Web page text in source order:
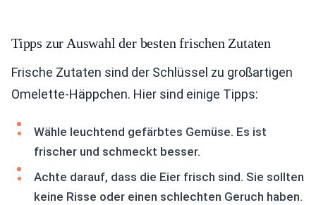
Tipps zur Auswahl der besten frischen Zutaten
Frische Zutaten sind der Schlüssel zu großartigen
Omelette-Häppchen. Hier sind einige Tipps:
Wähle leuchtend gefärbtes Gemüse. Es ist
frischer und schmeckt besser.
Achte darauf, dass die Eier frisch sind. Sie sollten
keine Risse oder einen schlechten Geruch haben.